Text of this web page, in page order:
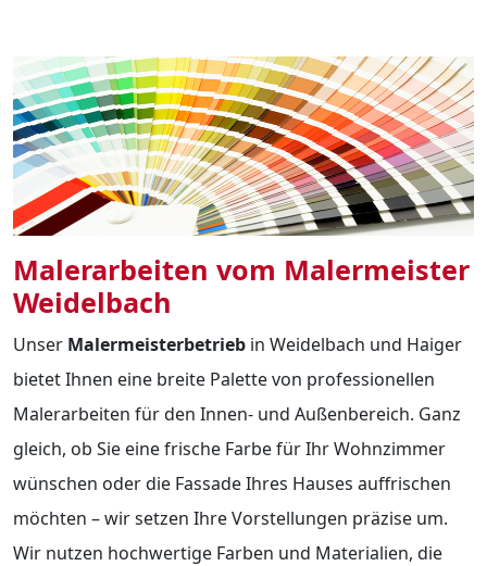
Malerarbeiten vom Malermeister
Weidelbach
Unser Malermeisterbetrieb in Weidelbach und Haiger
bietet Ihnen eine breite Palette von professionellen
Malerarbeiten für den Innen- und Außenbereich. Ganz
gleich, ob Sie eine frische Farbe für Ihr Wohnzimmer
wünschen oder die Fassade Ihres Hauses auffrischen
möchten – wir setzen Ihre Vorstellungen präzise um.
Wir nutzen hochwertige Farben und Materialien, die